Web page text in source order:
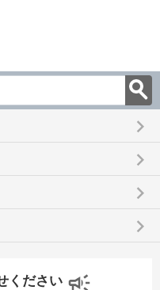
keyboard_arrow_right
keyboard_arrow_right
keyboard_arrow_right
keyboard_arrow_right
ください